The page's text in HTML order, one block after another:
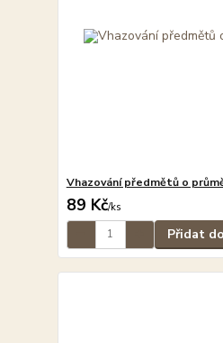
Vhazování předmětů o
89 Kč/ks
Přidat